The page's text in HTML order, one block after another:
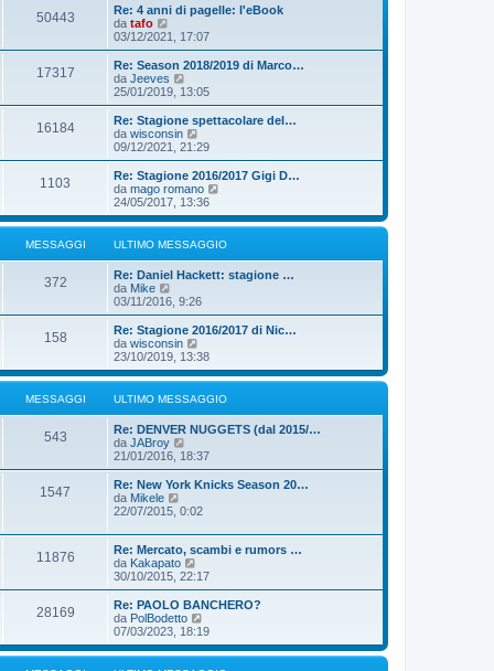
50443
Re: 4 anni di pagelle: l'eBook
da tafo
e
d
i
u
l
m
o
m
s
s
a
g
i
o
03/12/2021, 17:07
17317
Re: Season 2018/2019 di Marco…
da Jeeves
e
d
i
u
l
m
o
m
e
s
a
g
i
o
25/01/2019, 13:05
16184
Re: Stagione spettacolare del…
da wisconsin
e
d
i
u
l
i
m
o
m
e
s
a
g
i
o
09/12/2021, 21:29
1103
Re: Stagione 2016/2017 Gigi D…
da mago romano
d
i
u
i
m
e
a
g
g
i
o
24/05/2017, 13:36
MESSAGGI ULTIMO MESSAGGIO
372
Re: Daniel Hackett: stagione …
da Mike
e
d
i
u
l
t
i
m
o
m
e
s
s
a
g
g
i
03/11/2016, 9:26
158
Re: Stagione 2016/2017 di Nic…
da wisconsin
e
d
i
u
i
o
m
e
s
g
g
o
23/10/2019, 13:38
MESSAGGI ULTIMO MESSAGGIO
543
Re: DENVER NUGGETS (dal 2015/…
da JABroy
e
d
i
l
i
m
o
m
e
s
s
a
g
g
21/01/2016, 18:37
1547
Re: New York Knicks Season 20…
da Mikele
e
i
u
l
t
i
m
o
m
e
s
s
22/07/2015, 0:02
11876
Re: Mercato, scambi e rumors …
da Kakapato
e
d
i
u
l
i
m
30/10/2015, 22:17
28169
Re: PAOLO BANCHERO?
da PolBodetto
e
d
i
07/03/2023, 18:19